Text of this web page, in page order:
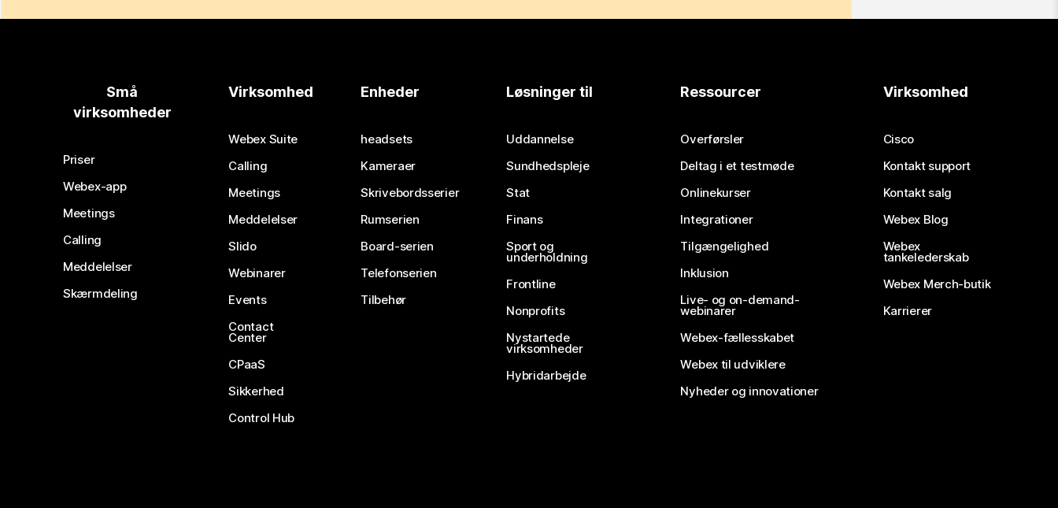
Små
virksomheder
Priser
Webex-app
Meetings
Calling
Meddelelser
Skærmdeling
Virksomhed
Webex Suite
Calling
Meetings
Meddelelser
Slido
Webinarer
Events
Contact
Center
CPaaS
Sikkerhed
Control Hub
Enheder
headsets
Kameraer
Skrivebordsserier
Rumserien
Board-serien
Telefonserien
Tilbehør
Løsninger til
Uddannelse
Sundhedspleje
Stat
Finans
Sport og
underholdning
Frontline
Nonprofits
Nystartede
virksomheder
Hybridarbejde
Ressourcer
Overførsler
Deltag i et testmøde
Onlinekurser
Integrationer
Tilgængelighed
Inklusion
Live- og on-demand-
webinarer
Webex-fællesskabet
Webex til udviklere
Nyheder og innovationer
Virksomhed
Cisco
Kontakt support
Kontakt salg
Webex Blog
Webex
tankelederskab
Webex Merch-butik
Karrierer